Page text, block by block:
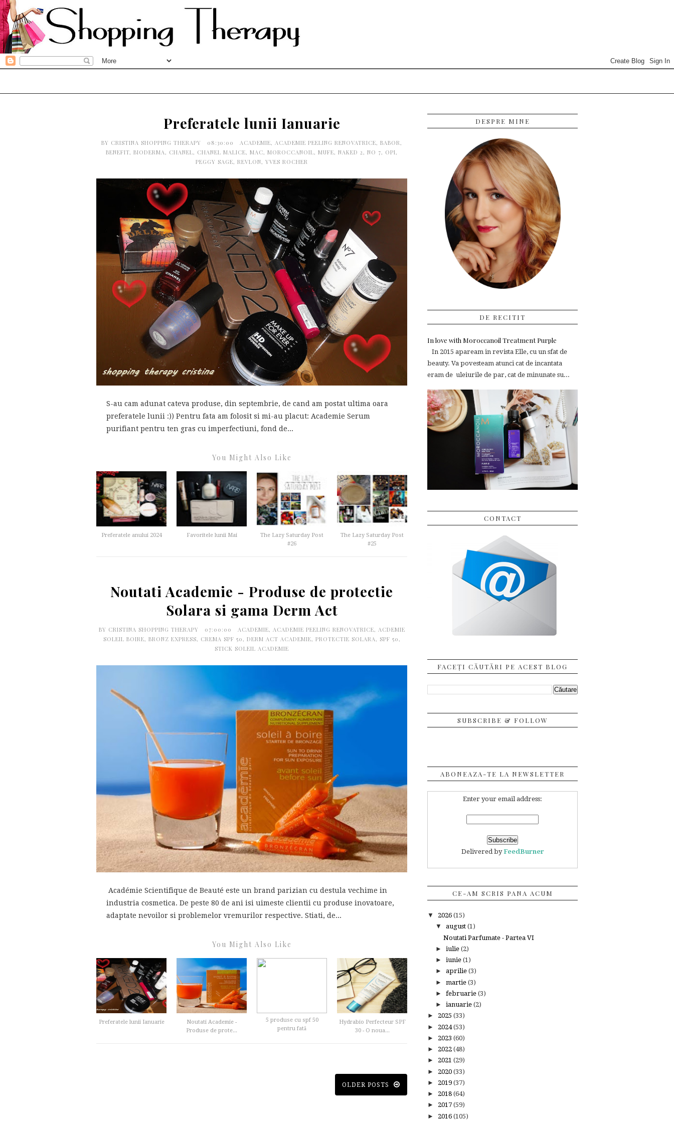
Preferatele lunii Ianuarie
BY CRISTINA SHOPPING THERAPY 08:30:00 ACADEMIE, ACADEMIE PEELING RENOVATRICE, BABOR,
BENEFIT, BIODERMA, CHANEL, CHANEL MALICE, MAC, MOROCCANOIL, MUFE, NAKED 2, NO 7, OPI,
PEGGY SAGE, REVLON, YVES ROCHER
S-au cam adunat cateva produse, din septembrie, de cand am postat ultima oara
preferatele lunii :)) Pentru fata am folosit si mi-au placut: Academie Serum
purifiant pentru ten gras cu imperfectiuni, fond de...
You Might Also Like
Preferatele anului 2024 Favoritele lunii Mai
The Lazy Saturday Post
#26
The Lazy Saturday Post
#25
Noutati Academie - Produse de protectie
Solara si gama Derm Act
BY CRISTINA SHOPPING THERAPY 07:00:00 ACADEMIE, ACADEMIE PEELING RENOVATRICE, ACDEMIE
SOLEIL BOIRE, BRONZ EXPRESS, CREMA SPF 50, DERM ACT ACADEMIE, PROTECTIE SOLARA, SPF 50,
STICK SOLEIL ACADEMIE
Académie Scientifique de Beauté este un brand parizian cu destula vechime in
industria cosmetica. De peste 80 de ani isi uimeste clientii cu produse inovatoare,
adaptate nevoilor si problemelor vremurilor respective. Stiati, de...
You Might Also Like
Preferatele lunii Ianuarie
Noutati Academie -
Produse de prote...
5 produse cu spf 50
pentru fată
Hydrabio Perfecteur SPF
30 - O noua...
OLDER POSTS
DESPRE MINE
DE RECITIT
In love with Moroccanoil Treatment Purple
In 2015 apaream in revista Elle, cu un sfat de
beauty. Va povesteam atunci cat de incantata
eram de uleiurile de par, cat de minunate su...
CONTACT
FACEȚI CĂUTĂRI PE ACEST BLOG
SUBSCRIBE & FOLLOW
ABONEAZA-TE LA NEWSLETTER
Enter your email address:
Delivered byFeedBurner
CE-AM SCRIS PANA ACUM
▼ 2026 (15)
▼ august (1)
Noutati Parfumate - Partea VI
► iulie (2)
► iunie (1)
► aprilie (3)
► martie (3)
► februarie (3)
► ianuarie (2)
► 2025 (33)
► 2024(53)
► 2023 (60)
► 2022 (48)
► 2021 (29)
► 2020 (33)
► 2019 (37)
► 2018 (64)
► 2017 (59)
► 2016 (105)